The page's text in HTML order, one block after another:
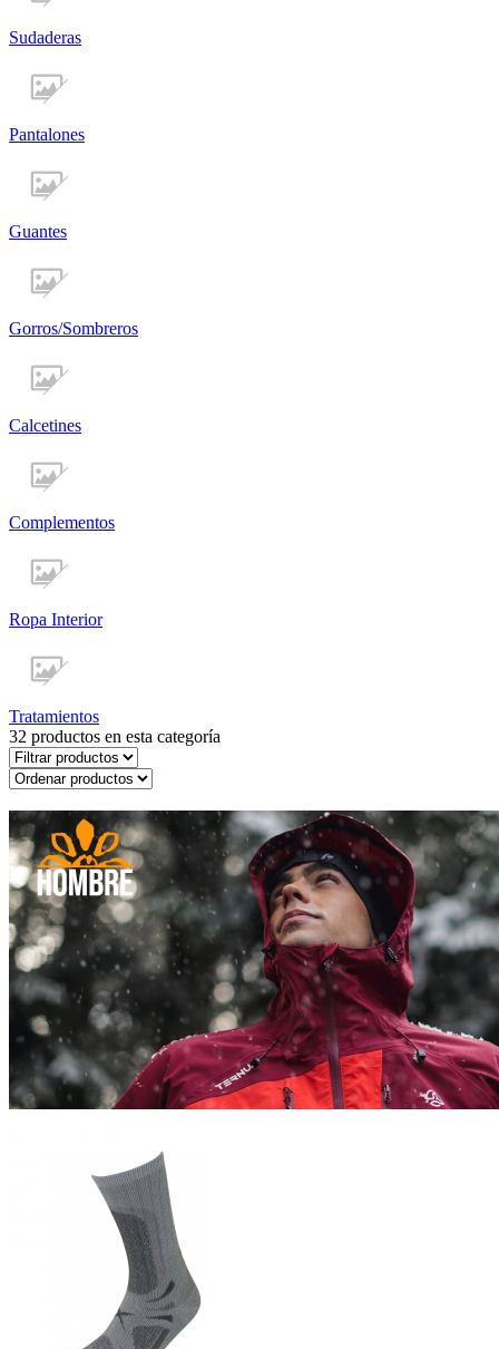
Sudaderas
Pantalones
Guantes
Gorros/Sombreros
Calcetines
Complementos
Ropa Interior
Tratamientos
32 productos en esta categoría